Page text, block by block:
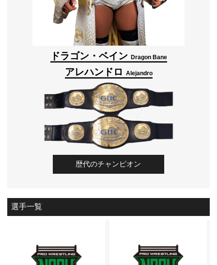
ドラゴン・ベイン Dragon Bane
アレハンドロ Alejandro
歴代のチャンピオン
選手一覧